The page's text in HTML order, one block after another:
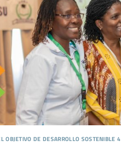
objetivo de desarrollo sostenible 4